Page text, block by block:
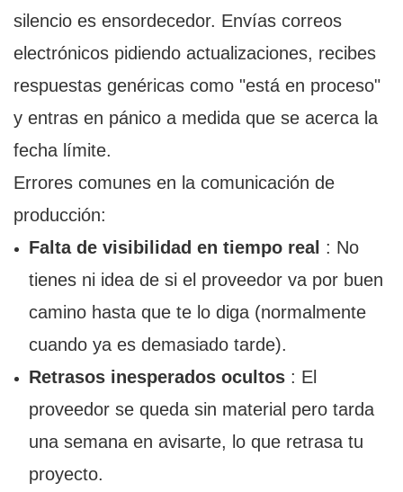
silencio es ensordecedor. Envías correos
electrónicos pidiendo actualizaciones, recibes
respuestas genéricas como "está en proceso"
y entras en pánico a medida que se acerca la
fecha límite.
Errores comunes en la comunicación de
producción:
Falta de visibilidad en tiempo real : No
tienes ni idea de si el proveedor va por buen
camino hasta que te lo diga (normalmente
cuando ya es demasiado tarde).
Retrasos inesperados ocultos: El
proveedor se queda sin material pero tarda
una semana en avisarte, lo que retrasa tu
proyecto.